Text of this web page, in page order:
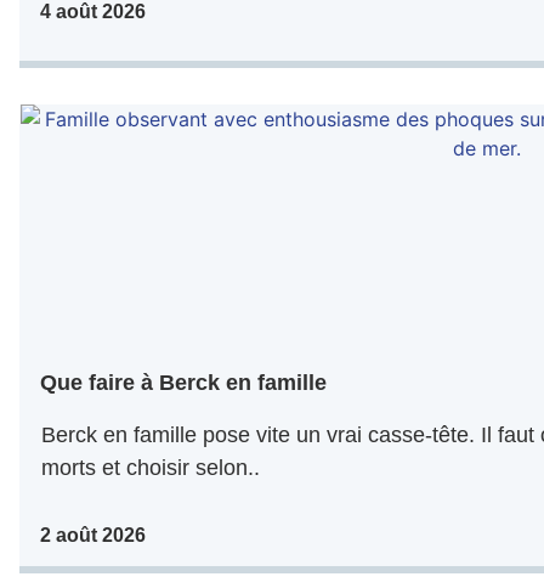
4 août 2026
Que faire à Berck en famille
Berck en famille pose vite un vrai casse-tête. Il
morts et choisir selon..
2 août 2026